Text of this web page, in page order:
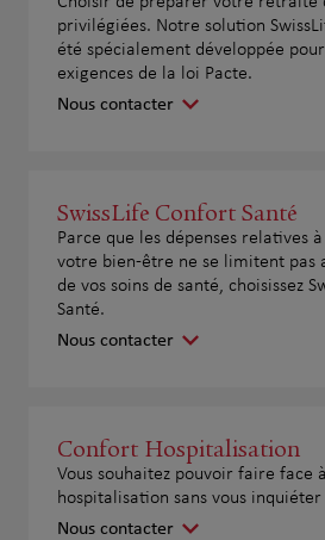
privilégiées. Notre solution
été spécialement développée
exigences de la loi Pacte.
Nous contacter
SwissLife Confort Santé
Parce que les dépenses relatives
votre bien-être ne se limitent pas
de vos soins de santé, choisissez
Santé.
Nous contacter
Confort Hospitalisation
Vous souhaitez pouvoir faire face
hospitalisation sans vous
Nous contacter